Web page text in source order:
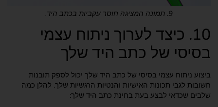
9. תמונה המציגה חוסר עקביות בכתב היד.
10. כיצד לערוך ניתוח עצמי
בסיסי של כתב היד שלך
ביצוע ניתוח עצמי בסיסי של כתב היד שלך יכול לספק תובנות
חשובות לגבי תכונות האישיות והנטיות הרגשיות שלך. להלן כמה
שלבים שכדאי לבצע בעת בחינת כתב היד שלך: